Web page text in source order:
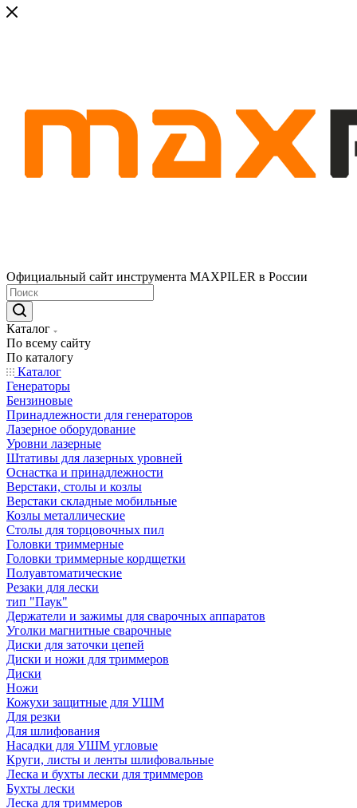
Официальный сайт инструмента MAXPILER в России
Каталог
По всему сайту
По каталогу
Каталог
Генераторы
Бензиновые
Принадлежности для генераторов
Лазерное оборудование
Уровни лазерные
Штативы для лазерных уровней
Оснастка и принадлежности
Верстаки, столы и козлы
Верстаки складные мобильные
Козлы металлические
Столы для торцовочных пил
Головки триммерные
Головки триммерные кордщетки
Полуавтоматические
Резаки для лески
тип "Паук"
Держатели и зажимы для сварочных аппаратов
Уголки магнитные сварочные
Диски для заточки цепей
Диски и ножи для триммеров
Диски
Ножи
Кожухи защитные для УШМ
Для резки
Для шлифования
Насадки для УШМ угловые
Круги, листы и ленты шлифовальные
Леска и бухты лески для триммеров
Бухты лески
Леска для триммеров